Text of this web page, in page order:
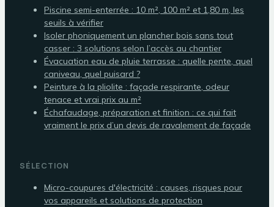
Piscine semi-enterrée : 10 m², 100 m² et 1,80 m, les
seuils à vérifier
Isoler phoniquement un plancher bois sans tout
casser : 3 solutions selon l’accès au chantier
Évacuation eau de pluie terrasse : quelle pente, quel
caniveau, quel puisard ?
Peinture à la pliolite : façade respirante, odeur
tenace et vrai prix au m²
Échafaudage, préparation et finition : ce qui fait
vraiment le prix d’un devis de ravalement de façade
SÉLECTION
Micro-coupures d'électricité : causes, risques pour
vos appareils et solutions de protection